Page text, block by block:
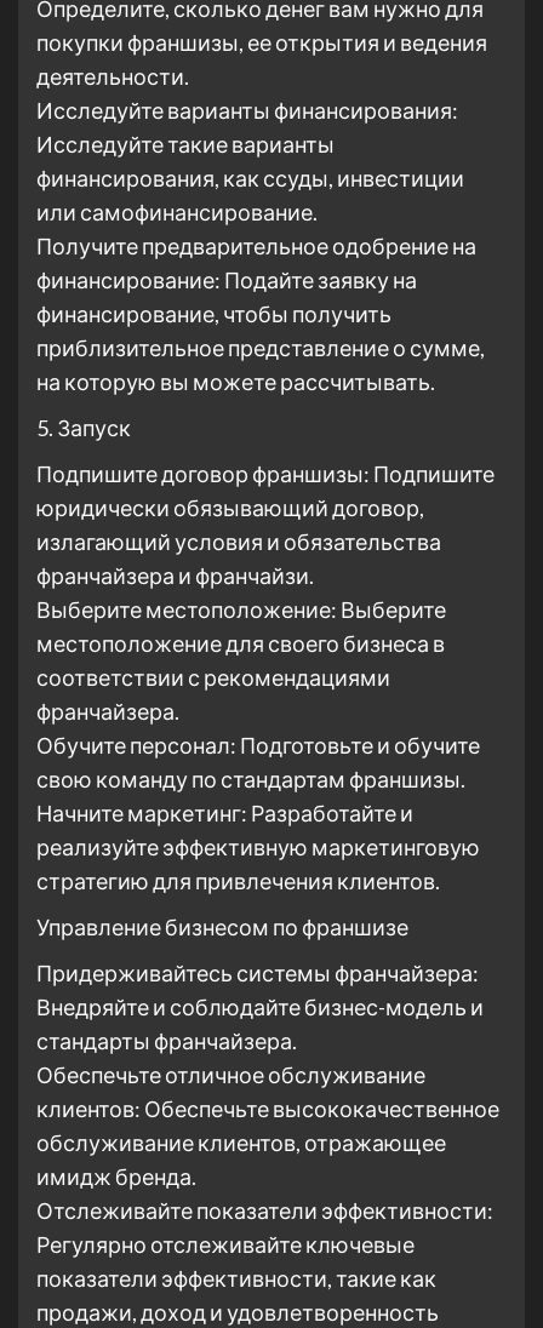
Определите, сколько денег вам нужно для
покупки франшизы, ее открытия и ведения
деятельности.
Исследуйте варианты финансирования:
Исследуйте такие варианты
финансирования, как ссуды, инвестиции
или самофинансирование.
Получите предварительное одобрение на
финансирование: Подайте заявку на
финансирование, чтобы получить
приблизительное представление о сумме,
на которую вы можете рассчитывать.
5. Запуск
Подпишите договор франшизы: Подпишите
юридически обязывающий договор,
излагающий условия и обязательства
франчайзера и франчайзи.
Выберите местоположение: Выберите
местоположение для своего бизнеса в
соответствии с рекомендациями
франчайзера.
Обучите персонал: Подготовьте и обучите
свою команду по стандартам франшизы.
Начните маркетинг: Разработайте и
реализуйте эффективную маркетинговую
стратегию для привлечения клиентов.
Управление бизнесом по франшизе
Придерживайтесь системы франчайзера:
Внедряйте и соблюдайте бизнес-модель и
стандарты франчайзера.
Обеспечьте отличное обслуживание
клиентов: Обеспечьте высококачественное
обслуживание клиентов, отражающее
имидж бренда.
Отслеживайте показатели эффективности:
Регулярно отслеживайте ключевые
показатели эффективности, такие как
продажи, доход и удовлетворенность